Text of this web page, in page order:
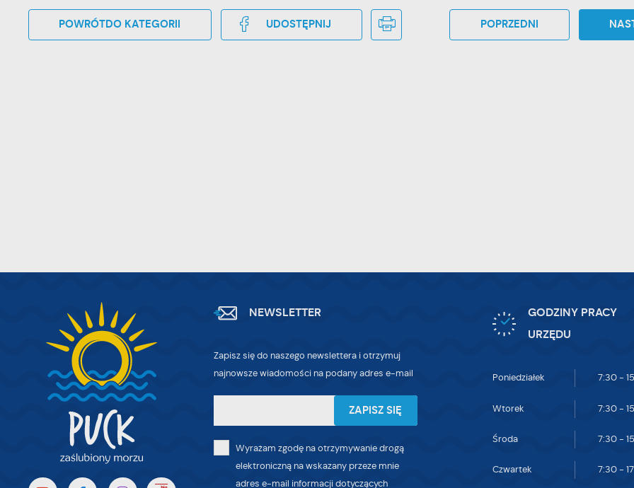
POWRÓTDO KATEGORII UDOSTĘPNIJ POPRZEDNI
NEWSLETTER
Zapisz się do naszego newslettera i otrzymuj
najnowsze wiadomości na podany adres e-mail
Wyrażam zgodę na otrzymywanie drogą
elektroniczną na wskazany przeze mnie
adres e-mail informacji dotyczących
GODZINY PRACY
URZĘDU
Poniedziałek 7:30 -
Wtorek 7:30 -
Środa 7:30 -
Czwartek 7:30 -
Analityczne pliki cookies pomagają nam rozwijać się i dostosowywać do Twoich
potrzeb.